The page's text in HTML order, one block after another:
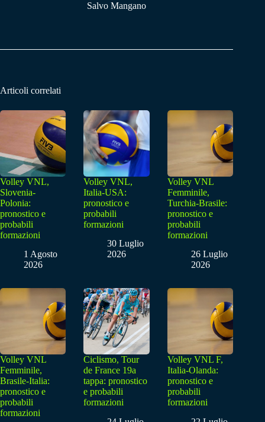
Salvo Mangano
Articoli correlati
Volley VNL,
Slovenia-
Polonia:
pronostico e
probabili
formazioni
1 Agosto
2026
Volley VNL,
Italia-USA:
pronostico e
probabili
formazioni
30 Luglio
2026
Volley VNL
Femminile,
Turchia-Brasile:
pronostico e
probabili
formazioni
26 Luglio
2026
Volley VNL
Femminile,
Brasile-Italia:
pronostico e
probabili
formazioni
Ciclismo, Tour
de France 19a
tappa: pronostico
e probabili
formazioni
Volley VNL F,
Italia-Olanda:
pronostico e
probabili
formazioni